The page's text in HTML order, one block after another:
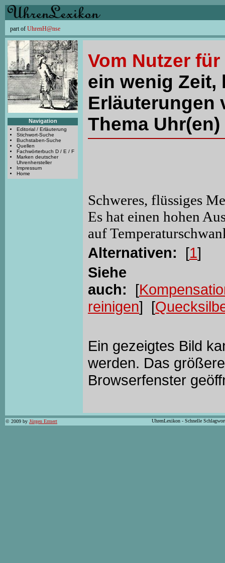
part of UhrenH@nse
Navigation
Editorial / Erläuterung
Stichwort-Suche
Buchstaben-Suche
Quellen
Fachwörterbuch D / E / F
Marken deutscher
Uhrenhersteller
Impressum
Home
Vom Nutzer
ein wenig Zeit,
Erläuterungen
Thema
Schweres, flüssiges
Es hat einen hohen
auf
Alternativen: [1]
Siehe
auch: [
reinigen] [
Ein gezeigtes Bild
werden. Das
Browserfenster
© 2009 by Jürgen Ermert UhrenLexikon - Schnelle